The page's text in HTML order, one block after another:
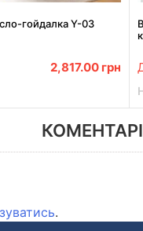
гойдалка Y-03
2,817.00 грн
.